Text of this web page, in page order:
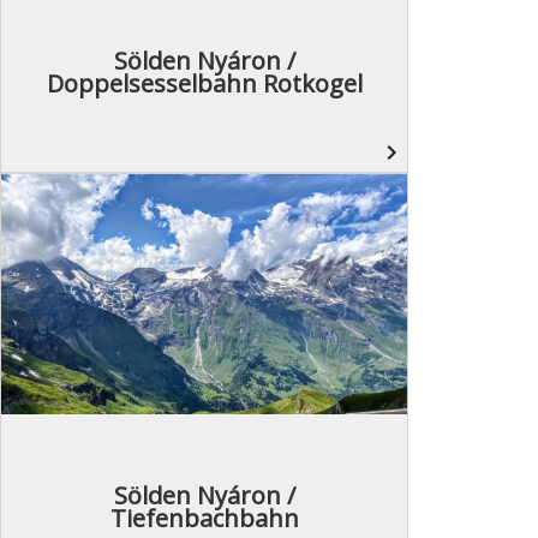
Sölden Nyáron /
Doppelsesselbahn Rotkogel
navigate_next
Sölden Nyáron /
Tiefenbachbahn